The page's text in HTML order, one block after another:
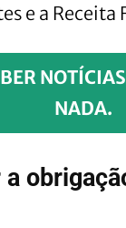
e a Receita
NADA.